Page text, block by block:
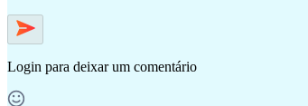
Login para deixar um comentário